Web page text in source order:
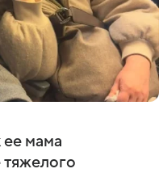
ее мама
тяжелого